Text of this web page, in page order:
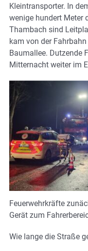
Kleintransporter. In
wenige hundert Meter
Thambach sind
kam von der
Baumallee. Dutzende
Mitternacht weiter im
Feuerwehrkräfte
Gerät zum
Wie lange die Straße